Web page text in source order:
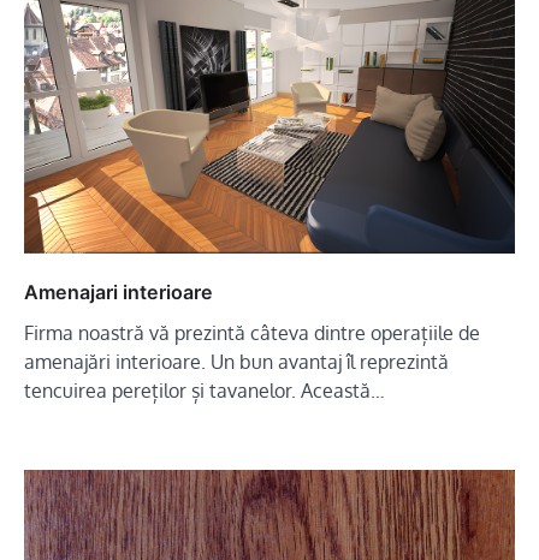
Amenajari interioare
Firma noastră vă prezintă câteva dintre operațiile de
amenajări interioare. Un bun avantaj îl reprezintă
tencuirea pereților și tavanelor. Această…